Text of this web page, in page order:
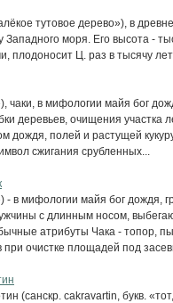
тутовое дерево»), в
Западного моря. Его высота -
плодоносит Ц. раз в тысячу
чаки, в мифологии майя бог
деревьев, очищения участка
дождя, полей и растущей
сжигания срубленных...
- в мифологии майя бог дождя,
с длинным носом,
атрибуты Чака - топор,
при очистке площадей под
(санскр. cakravartin, букв.